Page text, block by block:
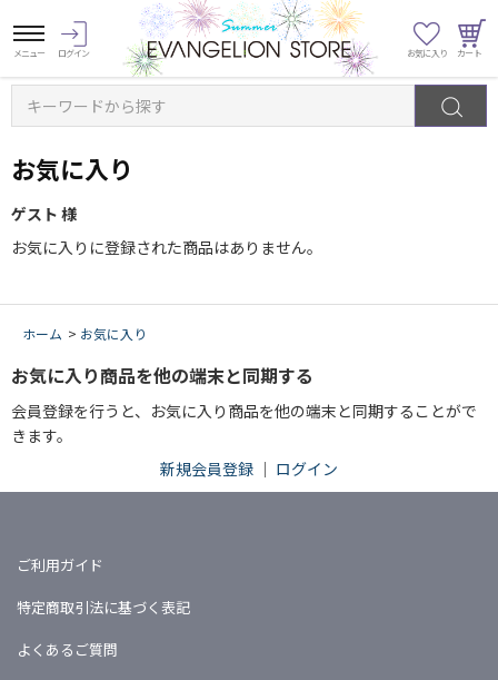
キーワードから探す
お気に入り
ゲスト 様
お気に入りに登録された商品はありません。
ホーム > お気に入り
お気に入り商品を他の端末と同期する
会員登録を行うと、お気に入り商品を他の端末と同期することがで
きます。
新規会員登録 ｜ ログイン
ご利用ガイド
特定商取引法に基づく表記
よくあるご質問